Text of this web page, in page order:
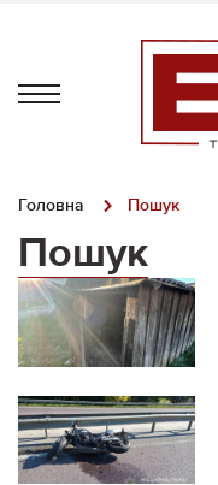
Головна Пошук
Пошук